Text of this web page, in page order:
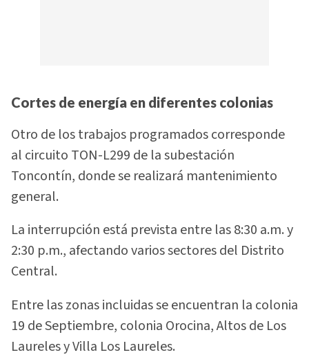
Cortes de energía en diferentes colonias
Otro de los trabajos programados corresponde
al circuito TON-L299 de la subestación
Toncontín, donde se realizará mantenimiento
general.
La interrupción está prevista entre las 8:30 a.m. y
2:30 p.m., afectando varios sectores del Distrito
Central.
Entre las zonas incluidas se encuentran la colonia
19 de Septiembre, colonia Orocina, Altos de Los
Laureles y Villa Los Laureles.